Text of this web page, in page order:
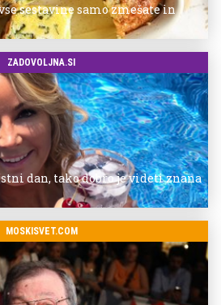
sestavine samo zmešate in
ZADOVOLJNA.SI
dan, tako dobro je videti znana
MOSKISVET.COM